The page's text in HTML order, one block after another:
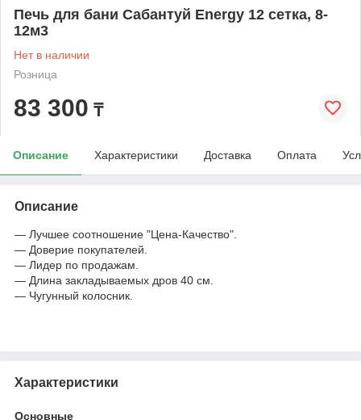
Печь для бани Сабантуй Energy 12 сетка, 8-
12м3
Нет в наличии
Розница
83 300 ₸
Описание Характеристики Доставка Оплата
Описание
— Лучшее соотношение "Цена-Качество".
— Доверие покупателей.
— Лидер по продажам.
— Длина закладываемых дров 40 см.
— Чугунный колосник.
Характеристики
Основные